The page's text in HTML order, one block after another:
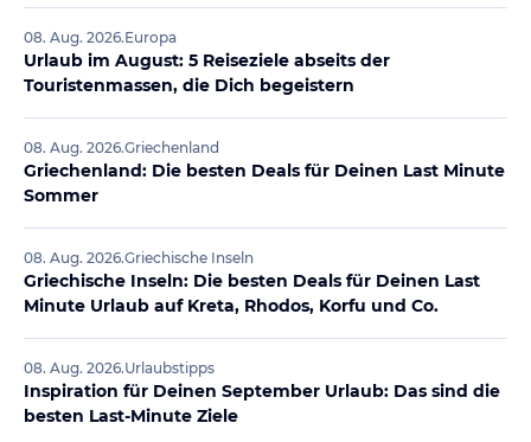
08. Aug. 2026.Europa
Urlaub im August: 5 Reiseziele abseits der
Touristenmassen, die Dich begeistern
08. Aug. 2026.Griechenland
Griechenland: Die besten Deals für Deinen Last Minute
Sommer
08. Aug. 2026.Griechische Inseln
Griechische Inseln: Die besten Deals für Deinen Last
Minute Urlaub auf Kreta, Rhodos, Korfu und Co.
08. Aug. 2026.Urlaubstipps
Inspiration für Deinen September Urlaub: Das sind die
besten Last-Minute Ziele